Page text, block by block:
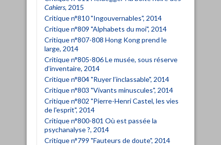
Cahiers, 2015
Critique n°810 "Ingouvernables", 2014
Critique n°809 "Alphabets du moi", 2014
Critique n°807-808 Hong Kong prend le
large, 2014
Critique n°805-806 Le musée, sous réserve
d’inventaire, 2014
Critique n°804 "Ruyer l’inclassable", 2014
Critique n°803 "Vivants minuscules", 2014
Critique n°802 "Pierre-Henri Castel, les vies
de l'esprit", 2014
Critique n°800-801 Où est passée la
psychanalyse ?, 2014
Critique n°799 "Fauteurs de doute", 2014